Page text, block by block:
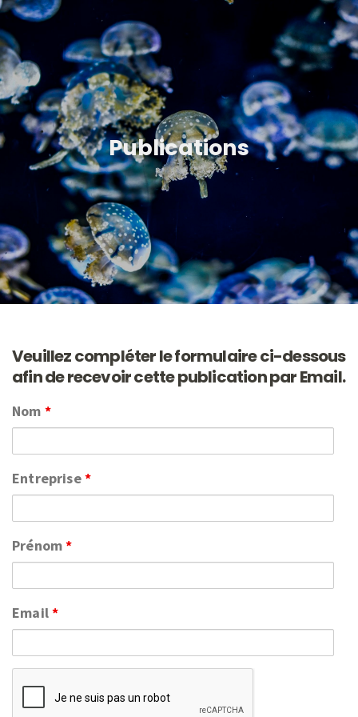
Publications
Veuillez compléter le formulaire ci-dessous
afin de recevoir cette publication par Email.
Nom *
Entreprise*
Prénom*
Email*